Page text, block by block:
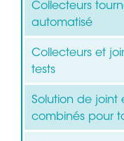
Collecteurs
automatisé
Collecteurs et
tests
Solution de joint
combinés pour